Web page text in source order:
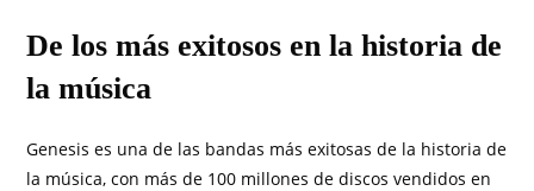
De los más exitosos en la historia de
la música
Genesis es una de las bandas más exitosas de la historia de
la música, con más de 100 millones de discos vendidos en